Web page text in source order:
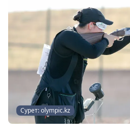
Сурет: olympic.kz